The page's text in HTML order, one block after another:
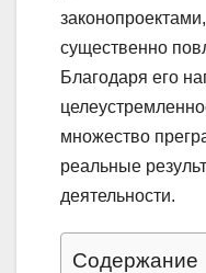
существенно
Благодаря его
множество
реальные
деятельности.
Содержание